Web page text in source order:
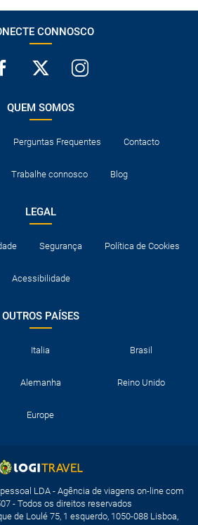
CONNOSCO
QUEM SOMOS
Perguntas Frequentes Contacto
Trabalhe connosco Blog
LEGAL
Segurança Política de Cookies
Acessibilidade
OUTROS PAÍSES
Italia Brasil
Alemanha Reino Unido
Europe
LDA - Agência de viagens on-line com
- Todos os direitos reservados
de Loulé 75, 1 esquerdo, 1050-088 Lisboa,